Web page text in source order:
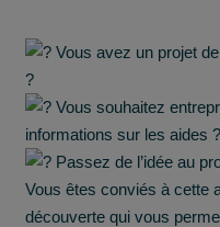
Vous avez un projet
?
Vous souhaitez
informations sur les aides ?
Passez de l’idée au
Vous êtes conviés à cette
découverte qui vous